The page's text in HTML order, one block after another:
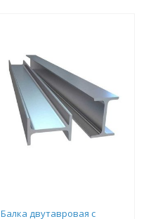
Балка двутавровая с